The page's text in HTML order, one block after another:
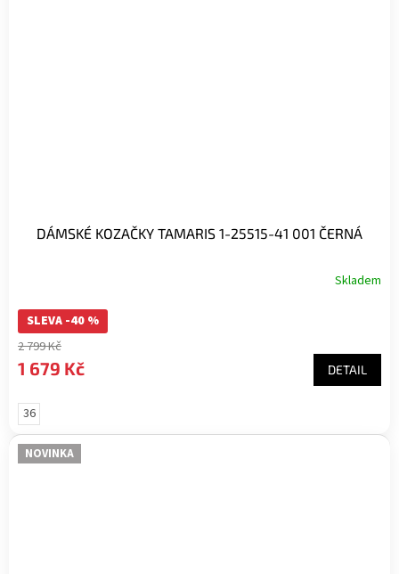
DÁMSKÉ KOZAČKY TAMARIS 1-25515-41 001 ČERNÁ
Skladem
SLEVA -40 %
2 799 Kč
1 679 Kč DETAIL
36
NOVINKA